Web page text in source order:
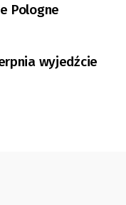
Pologne
wyjedźcie